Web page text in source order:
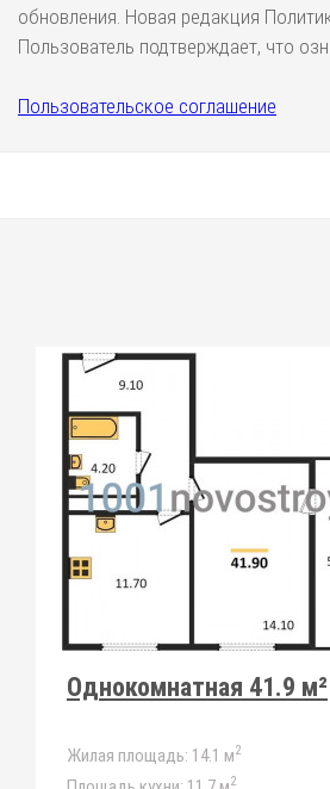
обновления. Новая редакция
Пользователь подтверждает, что
Пользовательское соглашение
Однокомнатная 41.9 м²
Жилая площадь: 14.1 м2
2